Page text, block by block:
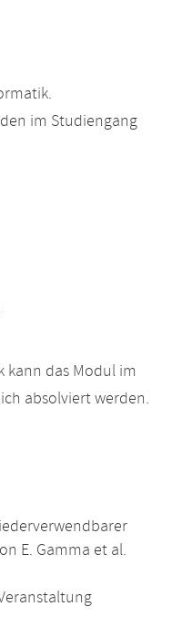
im Studiengang
kann das Modul im
absolviert werden.
E. Gamma et al.